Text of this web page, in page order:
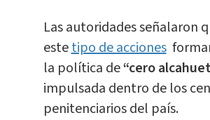
Las autoridades señalaron
estetipo de acciones
la política de“cero
impulsada dentro de los
penitenciarios del país.